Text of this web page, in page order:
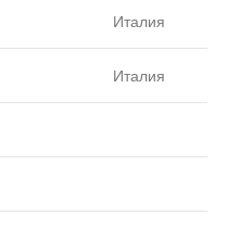
Италия
Италия